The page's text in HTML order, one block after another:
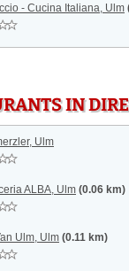
- Cucina Italiana, Ulm
IN
Ulm
ALBA, Ulm (0.06 km)
Ulm, Ulm (0.11 km)